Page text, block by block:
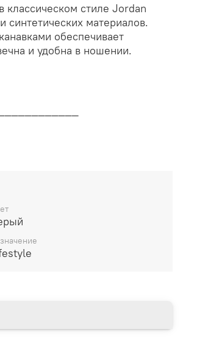
стиле Jordan
синтетических материалов.
обеспечивает
и удобна в ношении.